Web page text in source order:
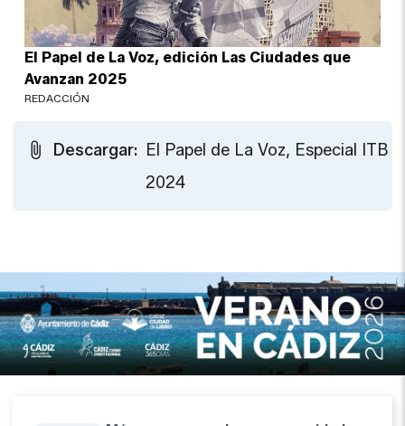
El Papel de La Voz, edición Las Ciudades que
Avanzan 2025
REDACCIÓN
Descargar: El Papel de La Voz, Especial ITB
2024